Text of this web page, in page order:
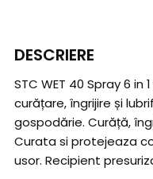
DESCRIERE
STC WET 40 Spray 6
curățare, îngrijire și
gospodărie. Curăță,
Curata si protejeaza
usor. Recipient